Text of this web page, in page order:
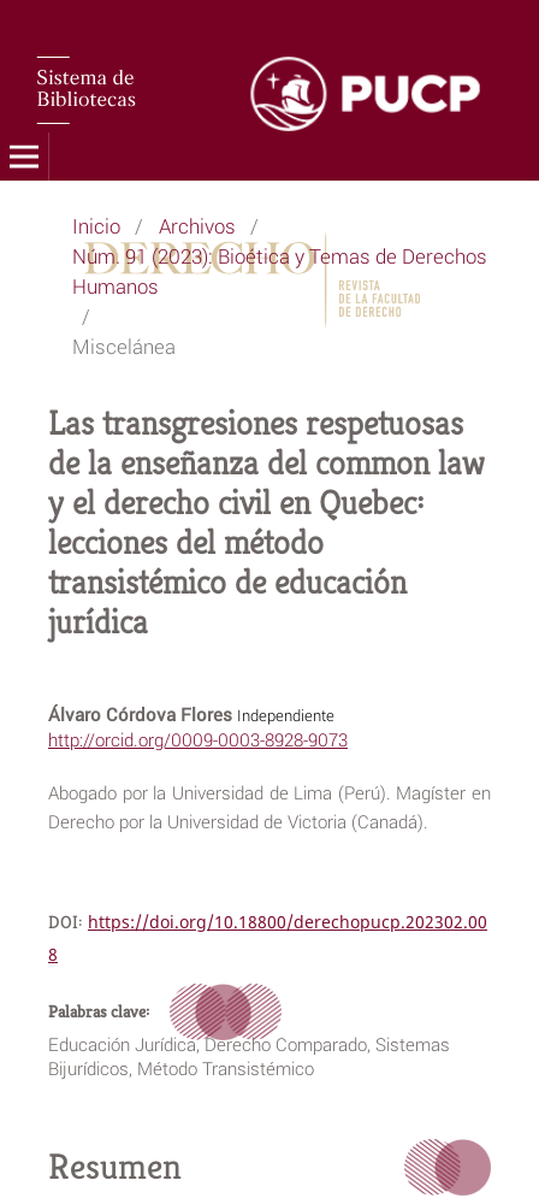
Inicio / Archivos /
Núm. 91 (2023): Bioética y Temas de Derechos
Humanos
/
Miscelánea
Las transgresiones respetuosas
de la enseñanza del common law
y el derecho civil en Quebec:
lecciones del método
transistémico de educación
jurídica
Álvaro Córdova Flores Independiente
http://orcid.org/0009-0003-8928-9073
Abogado por la Universidad de Lima (Perú). Magíster en
Derecho por la Universidad de Victoria (Canadá).
DOI: https://doi.org/10.18800/derechopucp.202302.00
8
Palabras clave:
Educación Jurídica, Derecho Comparado, Sistemas
Bijurídicos, Método Transistémico
Resumen